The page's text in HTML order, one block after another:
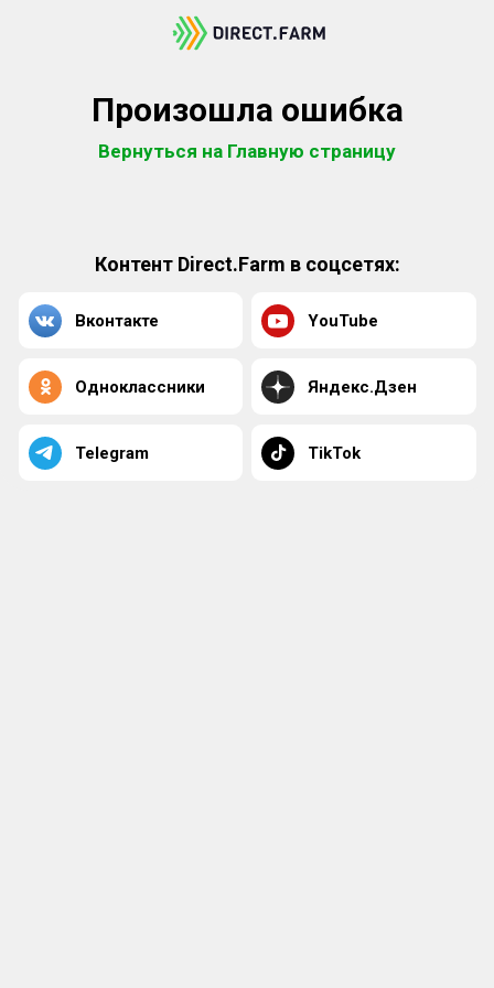
Произошла ошибка
Вернуться на Главную страницу
Контент Direct.Farm в соцсетях:
Вконтакте YouTube
Одноклассники Яндекс.Дзен
Telegram TikTok